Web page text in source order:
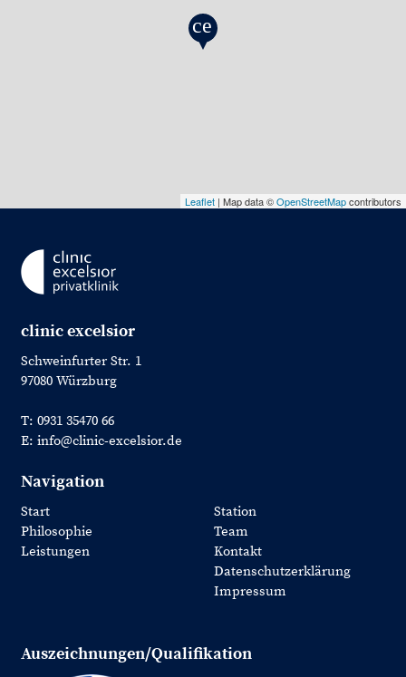
Leaflet | Map data ©OpenStreetMapcontributors
clinic excelsior
Schweinfurter Str. 1
97080 Würzburg
T: 0931 35470 66
E: info@clinic-excelsior.de
Navigation
Start
Philosophie
Leistungen
Station
Team
Kontakt
Datenschutzerklärung
Impressum
Auszeichnungen/Qualifikation